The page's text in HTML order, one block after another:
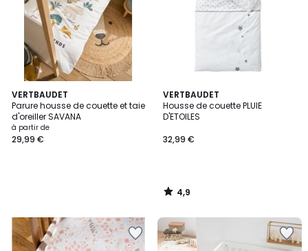
VERTBAUDET
Parure housse de couette et taie
d'oreiller SAVANA
à partir de
29,99 €
VERTBAUDET
Housse de couette PLUIE
D'ETOILES
32,99 €
4,9
/ 5
4,9
/